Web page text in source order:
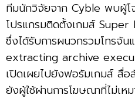
ทีมนักวิจัยจาก Cyble พบผู้โ
โปรแกรมติดตั้งเกมส์
ซึ่งได้รับการผนวกรวมโทรจั
extracting archive
เปิดเผยไปยังฟอรัมเกมส์ สื่
ยังผู้ใช้ผ่านการโฆษณาที่ไม่เห